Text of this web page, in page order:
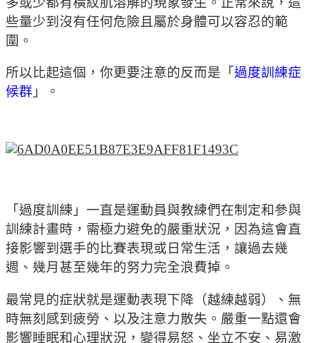
些量少到沒有任何危險且屬於身體可以容忍的範
圍。
所以比起這個，你更要注意的反而是「 過度訓練症
候群 」。
「過度訓練」一直是運動員與教練們在制定和參與
訓練計畫時，需極力避免的嚴重狀況，因為這會直
接影響到選手的比賽表現或日常生活，讓過去幾
週、幾月甚至幾年的努力完全浪費掉。
最常見的症狀就是運動表現下降（越練越弱）、無
時無刻感到疲勞、以及注意力散失。嚴重一點還會
影響睡眠和心理狀況，變得易怒、坐立不安、易激